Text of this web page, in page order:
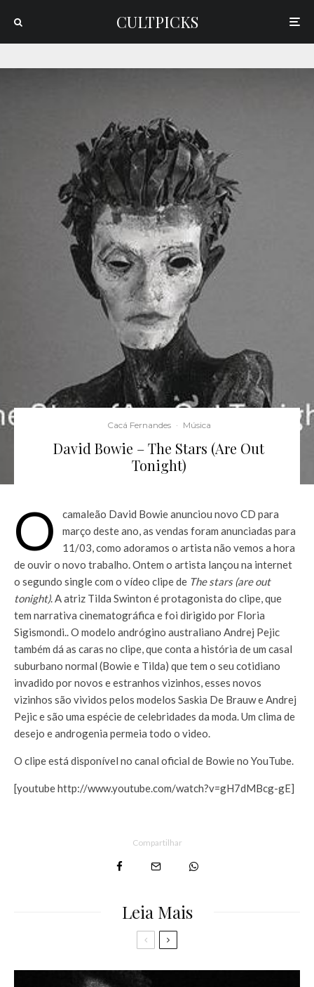
CULTPICKS
Cacá Fernandes · Música
David Bowie – The Stars (Are Out
Tonight)
O
camaleão David Bowie anunciou novo CD para
março deste ano, as vendas foram anunciadas para
11/03, como adoramos o artista não vemos a hora
de ouvir o novo trabalho. Ontem o artista lançou na internet
o segundo single com o vídeo clipe de The stars (are out
tonight). A atriz Tilda Swinton é protagonista do clipe, que
tem narrativa cinematográfica e foi dirigido por Floria
Sigismondi.. O modelo andrógino australiano Andrej Pejic
também dá as caras no clipe, que conta a história de um casal
suburbano normal (Bowie e Tilda) que tem o seu cotidiano
invadido por novos e estranhos vizinhos, esses novos
vizinhos são vividos pelos modelos Saskia De Brauw e Andrej
Pejic e são uma espécie de celebridades da moda. Um clima de
desejo e androgenia permeia todo o video.
O clipe está disponível no canal oficial de Bowie no YouTube.
[youtube http://www.youtube.com/watch?v=gH7dMBcg-gE]
Compartilhar
Leia Mais